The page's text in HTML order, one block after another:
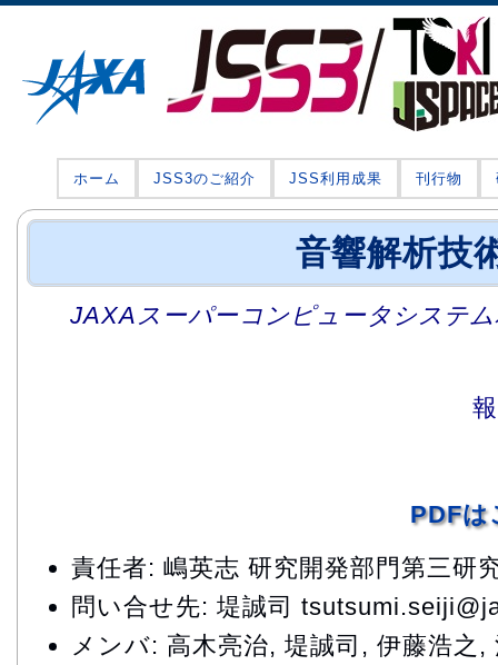
ホーム JSS3のご紹介 JSS利用成果 刊行物
音響解析技
JAXAスーパーコンピュータシステ
PDFは
責任者: 嶋英志 研究開発部門第三研
問い合せ先: 堤誠司
メンバ: 高木亮治, 堤誠司, 伊藤浩之